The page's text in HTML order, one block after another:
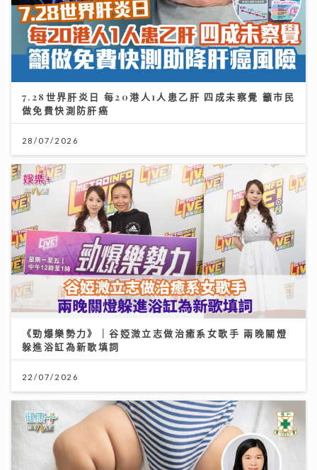
7.28世界肝炎日 每20港人1人患乙肝 四成未察覺 籲市民
做免費快測防肝癌
28/07/2026
《勁爆樂勢力》｜谷婭溦立志做治癒系女歌手 兩晚關燈
躲進浴缸為新歌填詞
22/07/2026